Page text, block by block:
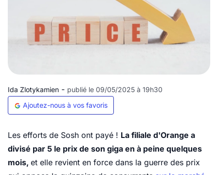
Ida Zlotykamien - publié le 09/05/2025 à 19h30
Ajoutez-nous à vos favoris
Les efforts de Sosh ont payé ! La filiale d'Orange a
divisé par 5 le prix de son giga en à peine quelques
mois, et elle revient en force dans la guerre des prix